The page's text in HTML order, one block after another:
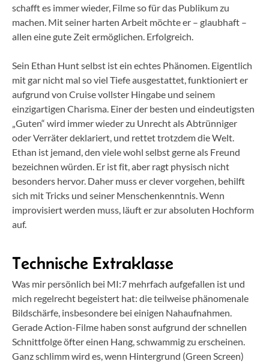
schafft es immer wieder, Filme so für das Publikum zu
machen. Mit seiner harten Arbeit möchte er – glaubhaft –
allen eine gute Zeit ermöglichen. Erfolgreich.
Sein Ethan Hunt selbst ist ein echtes Phänomen. Eigentlich
mit gar nicht mal so viel Tiefe ausgestattet, funktioniert er
aufgrund von Cruise vollster Hingabe und seinem
einzigartigen Charisma. Einer der besten und eindeutigsten
„Guten“ wird immer wieder zu Unrecht als Abtrünniger
oder Verräter deklariert, und rettet trotzdem die Welt.
Ethan ist jemand, den viele wohl selbst gerne als Freund
bezeichnen würden. Er ist fit, aber ragt physisch nicht
besonders hervor. Daher muss er clever vorgehen, behilft
sich mit Tricks und seiner Menschenkenntnis. Wenn
improvisiert werden muss, läuft er zur absoluten Hochform
auf.
Technische Extraklasse
Was mir persönlich bei MI:7 mehrfach aufgefallen ist und
mich regelrecht begeistert hat: die teilweise phänomenale
Bildschärfe, insbesondere bei einigen Nahaufnahmen.
Gerade Action-Filme haben sonst aufgrund der schnellen
Schnittfolge öfter einen Hang, schwammig zu erscheinen.
Ganz schlimm wird es, wenn Hintergrund (Green Screen)